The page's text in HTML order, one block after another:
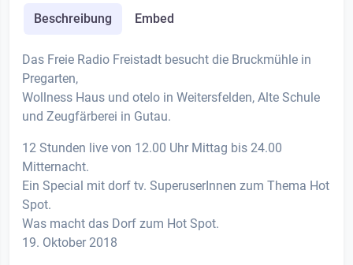
Beschreibung Embed
Das Freie Radio Freistadt besucht die Bruckmühle in
Pregarten,
Wollness Haus und otelo in Weitersfelden, Alte Schule
und Zeugfärberei in Gutau.
12 Stunden live von 12.00 Uhr Mittag bis 24.00
Mitternacht.
Ein Special mit dorf tv. SuperuserInnen zum Thema Hot
Spot.
Was macht das Dorf zum Hot Spot.
19. Oktober 2018